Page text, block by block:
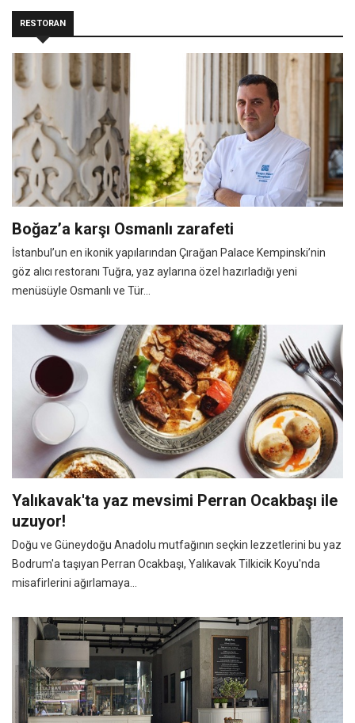
RESTORAN
Boğaz’a karşı Osmanlı zarafeti
İstanbul’un en ikonik yapılarından Çırağan Palace Kempinski’nin
göz alıcı restoranı Tuğra, yaz aylarına özel hazırladığı yeni
menüsüyle Osmanlı ve Tür...
Yalıkavak'ta yaz mevsimi Perran Ocakbaşı ile
uzuyor!
Doğu ve Güneydoğu Anadolu mutfağının seçkin lezzetlerini bu yaz
Bodrum'a taşıyan Perran Ocakbaşı, Yalıkavak Tilkicik Koyu'nda
misafirlerini ağırlamaya...